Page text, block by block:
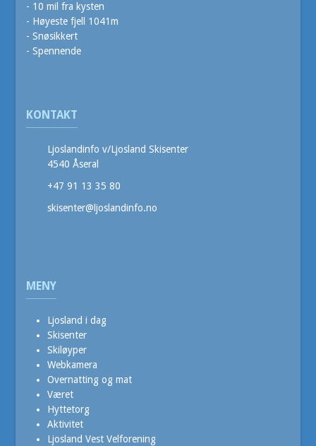
- 10 mil fra kysten
- Høyeste fjell 1041m
- Snøsikkert
- Spennende
KONTAKT
Ljoslandinfo v/Ljosland Skisenter
4540 Åseral
+47 91 13 35 80
skisenter@ljoslandinfo.no
MENY
Ljosland i dag
Skisenter
Skiløyper
Webkamera
Overnatting og mat
Været
Hyttetorg
Aktivitet
Ljosland Vest Velforening